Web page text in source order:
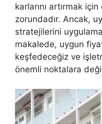
karlarını artırmak
zorundadır. Ancak,
stratejilerini
makalede, uygun
keşfedeceğiz ve
önemli noktalara